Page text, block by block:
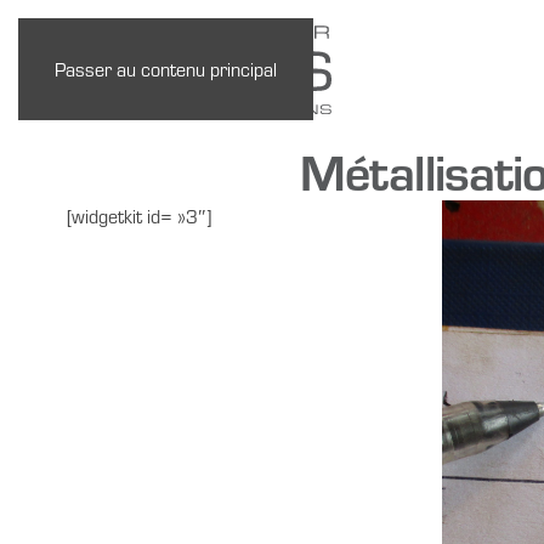
Passer au contenu principal
[widgetkit id= »3″]